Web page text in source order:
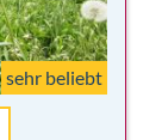
sehr beliebt